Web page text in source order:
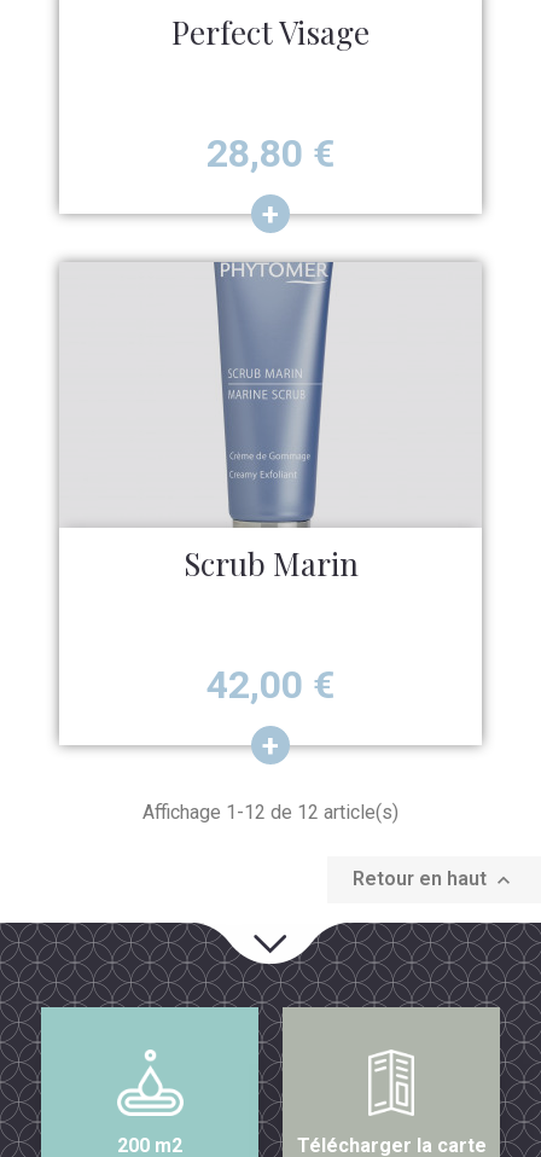
Perfect Visage
Prix
28,80 €
Scrub Marin
Prix
42,00 €
Affichage 1-12 de 12 article(s)
Retour en haut 
200 m2
Télécharger la carte